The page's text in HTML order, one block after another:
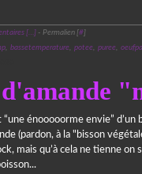
[…]- Permalien [#]
, bassetemperature, potee, puree,
énooooorme envie” d’un
(pardon, à la "bisson
mais qu’à cela ne tienne on